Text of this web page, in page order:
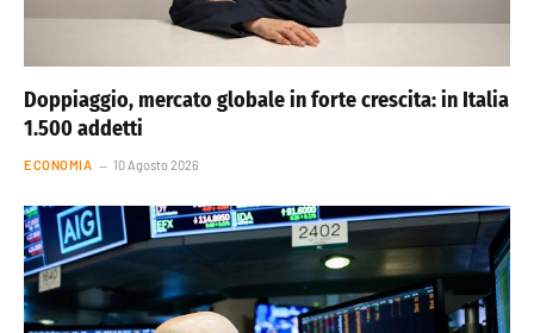
Doppiaggio, mercato globale in forte crescita: in Italia
1.500 addetti
ECONOMIA 10 Agosto 2026